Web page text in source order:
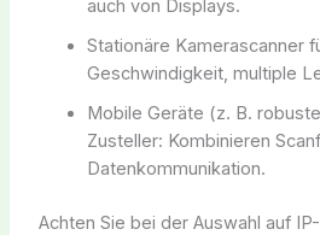
auch von Displays.
Stationäre Kamerascanner
Geschwindigkeit, multiple
Mobile Geräte (z. B.
Zusteller: Kombinieren
Datenkommunikation.
Achten Sie bei der Auswahl auf